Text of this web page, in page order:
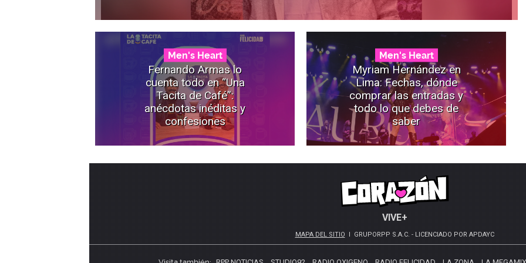
Men's Heart
Fernando Armas lo
cuenta todo en “Una
Tacita de Café”:
anécdotas inéditas y
confesiones
Men's Heart
Myriam Hernández en
Lima: Fechas, dónde
comprar las entradas y
todo lo que debes de
saber
VIVE+
MAPA DEL SITIO GRUPORPP S.A.C. - LICENCIADO POR APDAYC